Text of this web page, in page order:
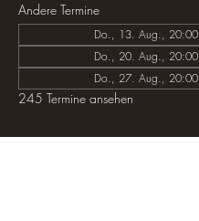
Andere Termine
Do., 13. Aug., 20:00
Do., 20. Aug., 20:00
Do., 27. Aug., 20:00
245 Termine ansehen